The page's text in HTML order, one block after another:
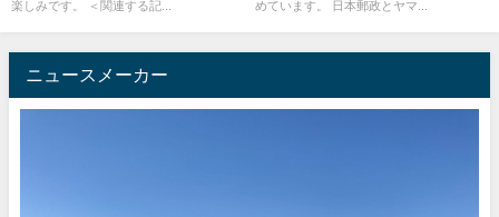
楽しみです。 ＜関連する記...
めています。 日本郵政とヤマ...
ニュースメーカー